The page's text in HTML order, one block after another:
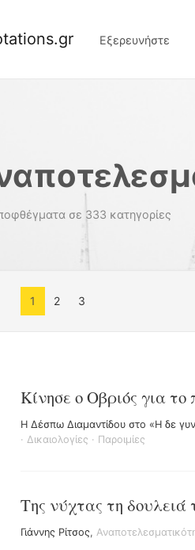
Εξερευνήστε
σε 333 κατηγορίες
1 2 3
Κίνησε ο Οβριός για
Η Δέσπω Διαμαντίδου στο «Η δε
· Δικαιολογίες · Παροιμίες
Της νύχτας τη δουλειά
Γιάννης Ρίτσος,